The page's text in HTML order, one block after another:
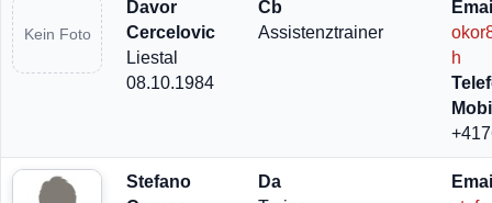
Kein Foto
Davor
Cercelovic
Liestal
08.10.1984
Cb
Assistenztrainer
h
Stefano
Da